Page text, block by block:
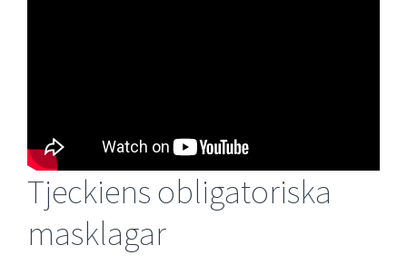
Tjeckiens obligatoriska
masklagar